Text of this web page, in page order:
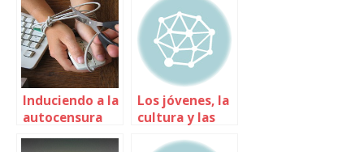
Induciendo a la
autocensura
digital
Los jóvenes, la
cultura y las